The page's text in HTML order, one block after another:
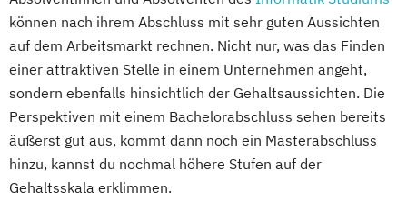
können nach ihrem Abschluss mit sehr guten Aussichten
auf dem Arbeitsmarkt rechnen. Nicht nur, was das Finden
einer attraktiven Stelle in einem Unternehmen angeht,
sondern ebenfalls hinsichtlich der Gehaltsaussichten. Die
Perspektiven mit einem Bachelorabschluss sehen bereits
äußerst gut aus, kommt dann noch ein Masterabschluss
hinzu, kannst du nochmal höhere Stufen auf der
Gehaltsskala erklimmen.